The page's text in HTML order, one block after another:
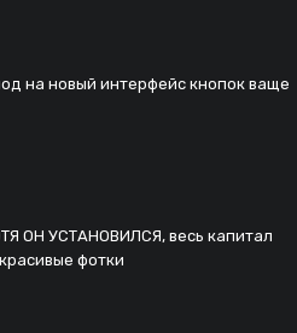
на новый интерфейс кнопок ваще
ОН УСТАНОВИЛСЯ, весь капитал
фотки